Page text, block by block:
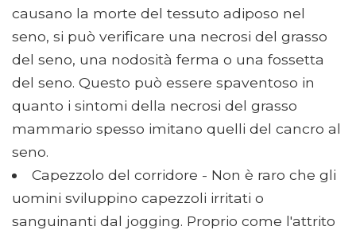
causano la morte del tessuto adiposo nel
seno, si può verificare una necrosi del grasso
del seno, una nodosità ferma o una fossetta
del seno. Questo può essere spaventoso in
quanto i sintomi della necrosi del grasso
mammario spesso imitano quelli del cancro al
seno.
Capezzolo del corridore - Non è raro che gli
uomini sviluppino capezzoli irritati o
sanguinanti dal jogging. Proprio come l'attrito